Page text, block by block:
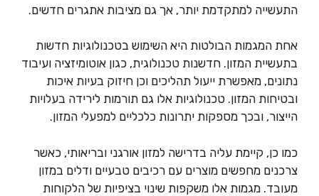
התעשייה למתקדמת יותר, אך גם מציבות אתגרים חדשים.
אחת המגמות הבולטות היא השימוש בטכנולוגיות חדשות
בתעשיית המזון. חדשנות טכנולוגית, כגון אוטומיזציה ועיבוד
נתונים, מאפשרת ייעול תהליכים וכן חיזוק בעיות איכות
ובטיחות המזון. טכנולוגיות אלו גם תורמות לירידה בעלויות
הייצור, ובכך מספקות יתרונות כלכליים למפעלי המזון.
כמו כן, קיימת עליה בדרישה למזון אורגני ובריאותי, כאשר
צרכנים מחפשים מוצרים עם רכיבים טבעיים ודלים במזון
מעובד. מגמות אלו משקפות שינוי בציפיות של הלקוחות